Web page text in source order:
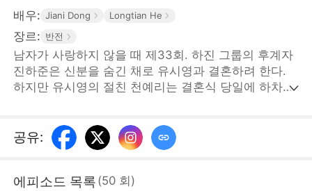
배우: Jiani Dong Longtian He
장르: 반전
남자가 사랑하지 않을 때 제33회. 하진 그룹의 후계자
진하준은 신분을 숨긴 채로 유시영과 결혼하려 한다.
하지만 유시영의 절친 천예리는 결혼식 당일에 하차금
엄마 안희연이 고가의 예물을 들고 나타났지만, 유시영
과 천예리는 예물이 가짜라는 의심이 들어 무례한 짓을
신분을 증명하자 유시영은 그제야 후회막심한다. 하지
공유:
에피소드 목록 (50 회 )